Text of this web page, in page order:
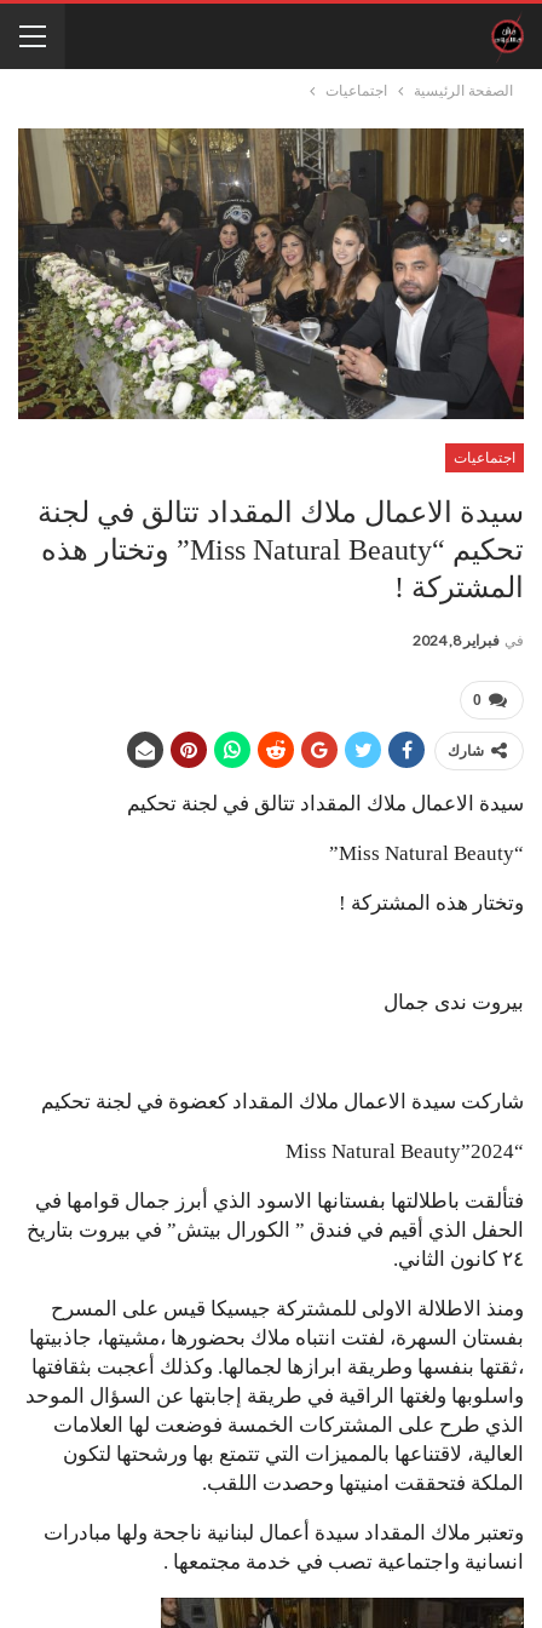
الصفحة الرئيسية اجتماعيات
اجتماعيات
سيدة الاعمال ملاك المقداد تتالق في لجنة
تحكيم “Miss Natural Beauty” وتختار هذه
المشتركة !
في فبراير 8, 2024
0
شارك
سيدة الاعمال ملاك المقداد تتالق في لجنة تحكيم
“Miss Natural Beauty”
وتختار هذه المشتركة !
بيروت ندى جمال
شاركت سيدة الاعمال ملاك المقداد كعضوة في لجنة تحكيم
“Miss Natural Beauty”2024
فتألقت باطلالتها بفستانها الاسود الذي أبرز جمال قوامها في
الحفل الذي أقيم في فندق ” الكورال بيتش” في بيروت بتاريخ
٢٤ كانون الثاني.
ومنذ الاطلالة الاولى للمشتركة جيسيكا قيس على المسرح
بفستان السهرة، لفتت انتباه ملاك بحضورها ،مشيتها، جاذبيتها
،ثقتها بنفسها وطريقة ابرازها لجمالها. وكذلك أعجبت بثقافتها
واسلوبها ولغتها الراقية في طريقة إجابتها عن السؤال الموحد
الذي طرح على المشتركات الخمسة فوضعت لها العلامات
العالية، لاقتناعها بالمميزات التي تتمتع بها ورشحتها لتكون
الملكة فتحققت امنيتها وحصدت اللقب.
وتعتبر ملاك المقداد سيدة أعمال لبنانية ناجحة ولها مبادرات
انسانية واجتماعية تصب في خدمة مجتمعها .